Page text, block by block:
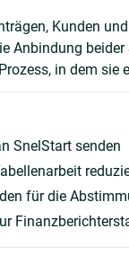
Kunden
Anbindung beider
in dem sie
SnelStart senden
für die